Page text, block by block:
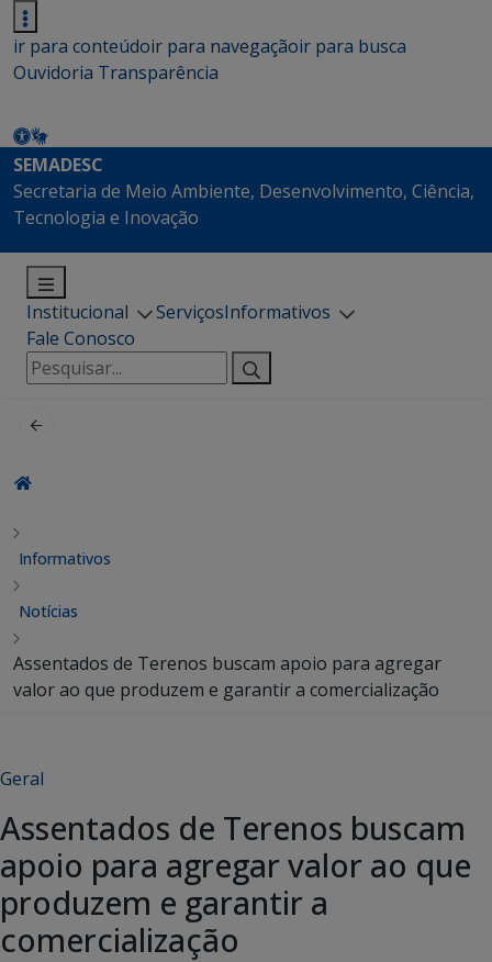
ir para conteúdoir para navegaçãoir para busca
Ouvidoria Transparência
SEMADESC
Secretaria de Meio Ambiente, Desenvolvimento, Ciência,
Tecnologia e Inovação
Institucional ServiçosInformativos
Fale Conosco
Pesquisar
por:
Informativos
Notícias
Assentados de Terenos buscam apoio para agregar
valor ao que produzem e garantir a comercialização
Geral
Assentados de Terenos buscam
apoio para agregar valor ao que
produzem e garantir a
comercialização